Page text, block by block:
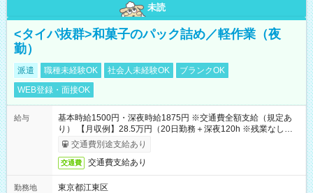
未読
<タイパ抜群>和菓子のパック詰め／軽作業（夜
勤）
派遣 職種未経験OK 社会人未経験OK
ブランクOK
WEB登録・面接OK
給与
基本時給1500円・深夜時給1875円 ※交通費全額支給（規定あ
り） 【月収例】28.5万円（20日勤務＋深夜120h ※残業なしの場
合）交通費別途支給あり
交通費 交通費支給あり
勤務地
東京都江東区